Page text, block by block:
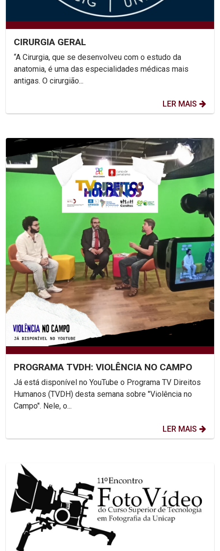
CIRURGIA GERAL
“A Cirurgia, que se desenvolveu com o estudo da
anatomia, é uma das especialidades médicas mais
antigas. O cirurgião...
LER MAIS
PROGRAMA TVDH: VIOLÊNCIA NO CAMPO
Já está disponível no YouTube o Programa TV Direitos
Humanos (TVDH) desta semana sobre "Violência no
Campo". Nele, o...
LER MAIS